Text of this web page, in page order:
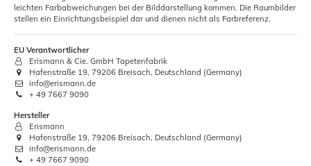
leichten Farbabweichungen bei der Bilddarstellung kommen. Die Raumbilder
stellen ein Einrichtungsbeispiel dar und dienen nicht als Farbreferenz.
EU Verantwortlicher
Erismann & Cie. GmbH Tapetenfabrik
Hafenstraße 19, 79206 Breisach, Deutschland (Germany)
info@erismann.de
+ 49 7667 9090
Hersteller
Erismann
Hafenstraße 19, 79206 Breisach, Deutschland (Germany)
info@erismann.de
+ 49 7667 9090